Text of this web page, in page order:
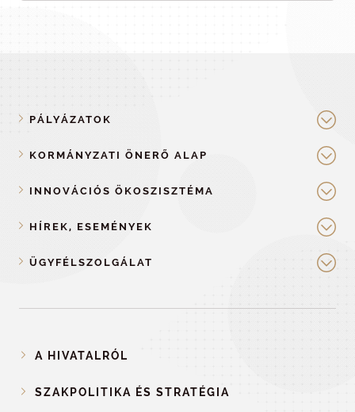
PÁLYÁZATOK
KORMÁNYZATI ÖNERŐ ALAP
INNOVÁCIÓS ÖKOSZISZTÉMA
HÍREK, ESEMÉNYEK
ÜGYFÉLSZOLGÁLAT
A HIVATALRÓL
SZAKPOLITIKA ÉS STRATÉGIA